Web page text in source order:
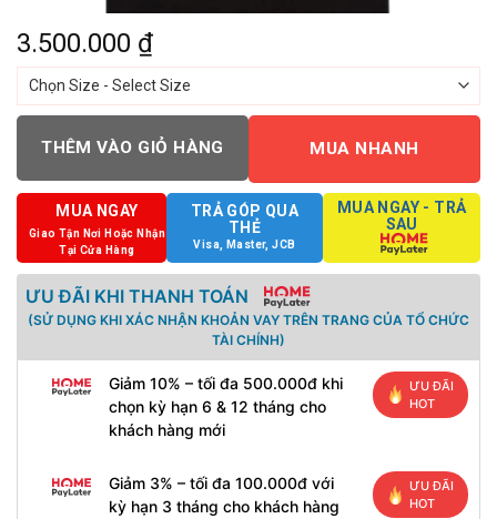
3.500.000 ₫
THÊM VÀO GIỎ HÀNG MUA NHANH
MUA NGAY
Giao Tận Nơi Hoặc Nhận
Tại Cửa Hàng
TRẢ GÓP QUA
THẺ
Visa, Master, JCB
MUA NGAY - TRẢ
SAU
ƯU ĐÃI KHI THANH TOÁN
(SỬ DỤNG KHI XÁC NHẬN KHOẢN VAY TRÊN TRANG CỦA TỔ CHỨC
TÀI CHÍNH)
Giảm 10% – tối đa 500.000đ khi
chọn kỳ hạn 6 & 12 tháng cho
khách hàng mới
ƯU ĐÃI
HOT
Giảm 3% – tối đa 100.000đ với
kỳ hạn 3 tháng cho khách hàng
ƯU ĐÃI
HOT